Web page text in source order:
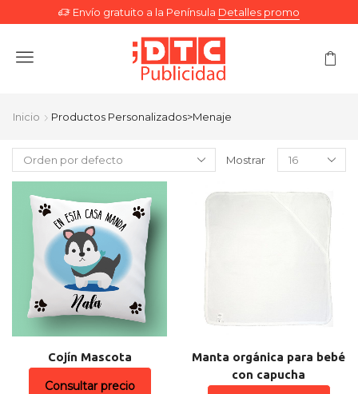
Envío gratuito a la Península Detalles promo
Menu
Inicio Productos Personalizados>Menaje
Mostrar
Cojín Mascota
Consultar precio
Manta orgánica para bebé
con capucha